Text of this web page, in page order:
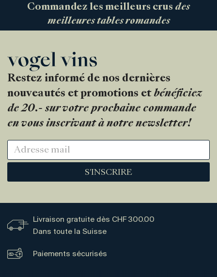
Commandez les meilleurs crus des
meilleures tables romandes
Restez informé de nos dernières
nouveautés et promotions et bénéficiez
de 20.- sur votre prochaine commande
en vous inscrivant à notre newsletter!
S'INSCRIRE
Livraison gratuite dès CHF 300.00
Dans toute la Suisse
Paiements sécurisés